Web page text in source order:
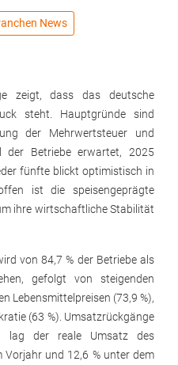
News
zeigt, dass das deutsche
steht. Hauptgründe sind
der Mehrwertsteuer und
der Betriebe erwartet, 2025
fünfte blickt optimistisch in
ist die speisengeprägte
ihre wirtschaftliche Stabilität
von 84,7 % der Betriebe als
gefolgt von steigenden
Lebensmittelpreisen (73,9 %),
(63 %). Umsatzrückgänge
lag der reale Umsatz des
Vorjahr und 12,6 % unter dem